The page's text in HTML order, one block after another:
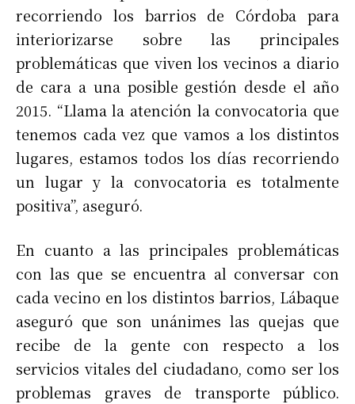
recorriendo los barrios de Córdoba para
interiorizarse sobre las principales
problemáticas que viven los vecinos a diario
de cara a una posible gestión desde el año
2015. “Llama la atención la convocatoria que
tenemos cada vez que vamos a los distintos
lugares, estamos todos los días recorriendo
un lugar y la convocatoria es totalmente
positiva”, aseguró.
En cuanto a las principales problemáticas
con las que se encuentra al conversar con
cada vecino en los distintos barrios, Lábaque
aseguró que son unánimes las quejas que
recibe de la gente con respecto a los
servicios vitales del ciudadano, como ser los
problemas graves de transporte público.